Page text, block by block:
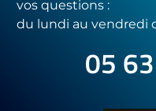
vos questions :
du lundi au vendredi
05